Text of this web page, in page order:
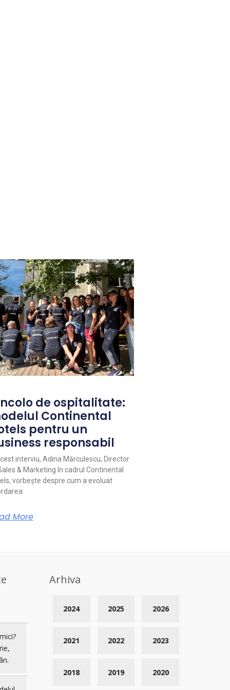
de ospitalitate:
Continental
pentru un
responsabil
interviu, Adina Mărculescu, Director
& Marketing în cadrul Continental
vorbește despre cum a evoluat
More
Arhiva
2026
2025
2024
2023
2022
2021
2020
2019
2018